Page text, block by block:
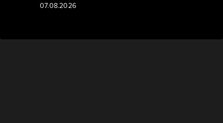
07.08.2026